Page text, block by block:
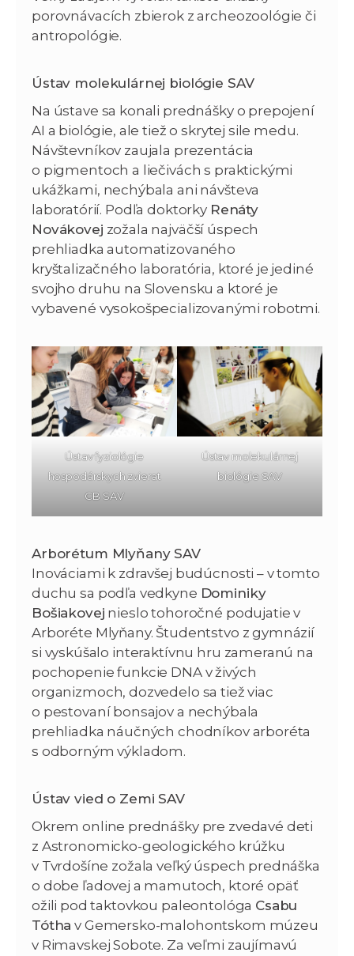
porovnávacích zbierok z archeozoológie či
antropológie.
Ústav molekulárnej biológie SAV
Na ústave sa konali prednášky o prepojení
AI a biológie, ale tiež o skrytej sile medu.
Návštevníkov zaujala prezentácia
o pigmentoch a liečivách s praktickými
ukážkami, nechýbala ani návšteva
laboratórií. Podľa doktorky Renáty
Novákovej zožala najväčší úspech
prehliadka automatizovaného
kryštalizačného laboratória, ktoré je jediné
svojho druhu na Slovensku a ktoré je
vybavené vysokošpecializovanými robotmi.
Ústav fyziológie
hospodárskych zvierat
CB SAV
Ústav molekulárnej
biológie SAV
Arborétum Mlyňany SAV
Inováciami k zdravšej budúcnosti – v tomto
duchu sa podľa vedkyne Dominiky
Bošiakovej nieslo tohoročné podujatie v
Arboréte Mlyňany. Študentstvo z gymnázií
si vyskúšalo interaktívnu hru zameranú na
pochopenie funkcie DNA v živých
organizmoch, dozvedelo sa tiež viac
o pestovaní bonsajov a nechýbala
prehliadka náučných chodníkov arboréta
s odborným výkladom.
Ústav vied o Zemi SAV
Okrem online prednášky pre zvedavé deti
z Astronomicko-geologického krúžku
v Tvrdošíne zožala veľký úspech prednáška
o dobe ľadovej a mamutoch, ktoré opäť
ožili pod taktovkou paleontológa Csabu
Tótha v Gemersko-malohontskom múzeu
v Rimavskej Sobote. Za veľmi zaujímavú